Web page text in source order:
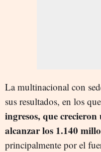
La multinacional con
sus resultados, en los
ingresos, que
alcanzar los 1.140
principalmente por el